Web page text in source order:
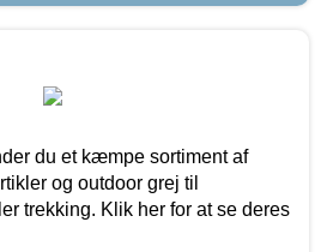
du et kæmpe sortiment af
og outdoor grej til
trekking. Klik her for at se deres